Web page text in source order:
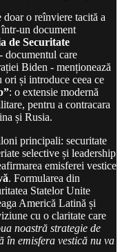
doar o reînviere tacită a
un document
de Securitate
- documentul care
Biden - menționează
și introduce ceea ce
: o extensie modernă
pentru a contracara
și Rusia.
principali: securitate
selective și leadership
emisferei vestice
. Formularea din
Statelor Unite
Americă Latină și
cu o claritate care
noastră strategie de
în emisfera vestică nu va